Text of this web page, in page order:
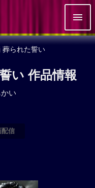
られた誓い
い 作品情報
い
配信